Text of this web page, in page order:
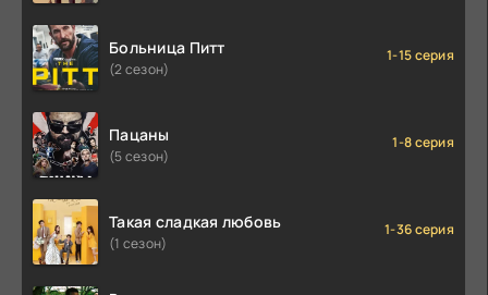
Больница Питт
(2 сезон)
1-15 серия
Пацаны
(5 сезон)
1-8 серия
Такая сладкая любовь
(1 сезон)
1-36 серия